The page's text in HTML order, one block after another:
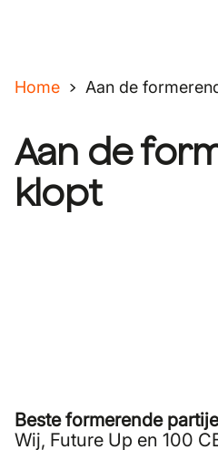
Home Aan de
Aan de
klopt
Beste formerende
Wij, Future Up en 100